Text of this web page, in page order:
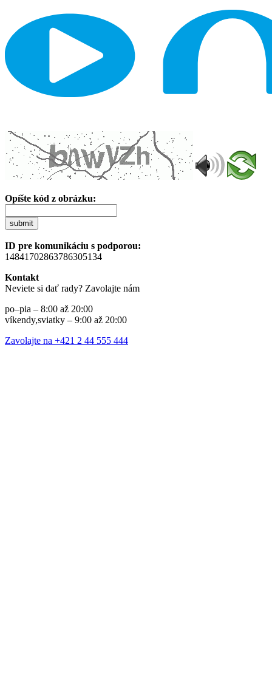
Opíšte kód z obrázku:
submit
ID pre komunikáciu s podporou:
14841702863786305134
Kontakt
Neviete si dať rady? Zavolajte nám
po–pia – 8:00 až 20:00
víkendy,sviatky – 9:00 až 20:00
Zavolajte na +421 2 44 555 444